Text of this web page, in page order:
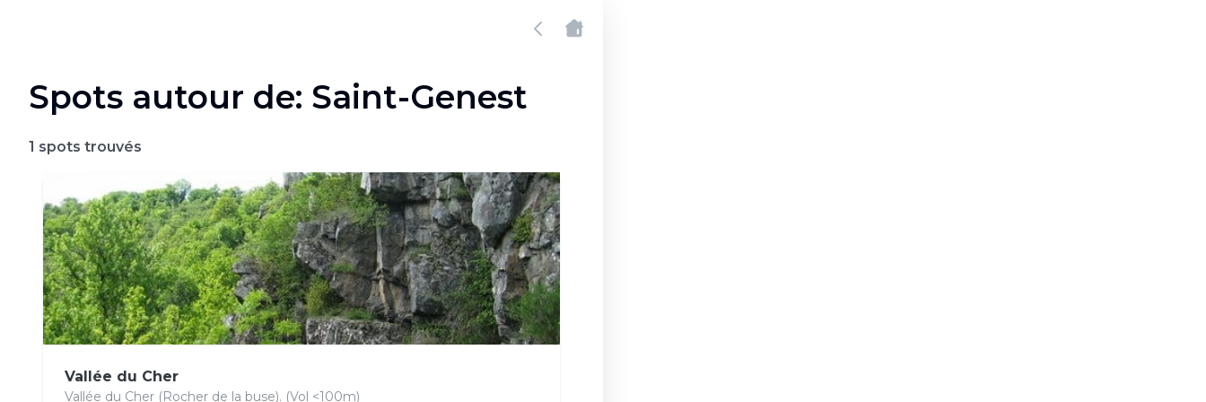
Spots autour de: Saint-Genest
1 spots trouvés
Vallée du Cher
Vallée du Cher (Rocher de la buse). (Vol <100m)